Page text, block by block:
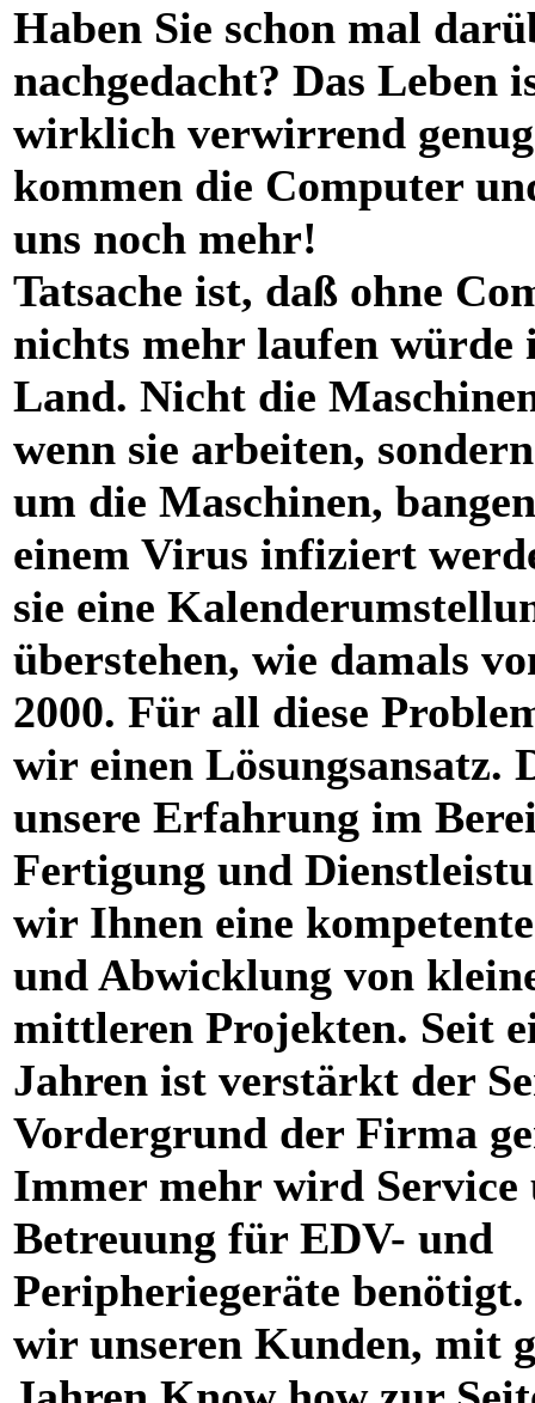
Haben Sie schon mal
nachgedacht? Das Leben
wirklich verwirrend
kommen die Computer
uns noch mehr!
Tatsache ist, daß ohne
nichts mehr laufen würde
Land. Nicht die
wenn sie arbeiten,
um die Maschinen,
einem Virus infiziert
sie eine
überstehen, wie damals
2000. Für all diese
wir einen Lösungsansatz.
unsere Erfahrung im
Fertigung und
wir Ihnen eine
und Abwicklung von
mittleren Projekten. Seit
Jahren ist verstärkt der
Vordergrund der Firma
Immer mehr wird Service
Betreuung für EDV- und
Peripheriegeräte
wir unseren Kunden, mit